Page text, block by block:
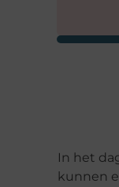
In het
kunnen